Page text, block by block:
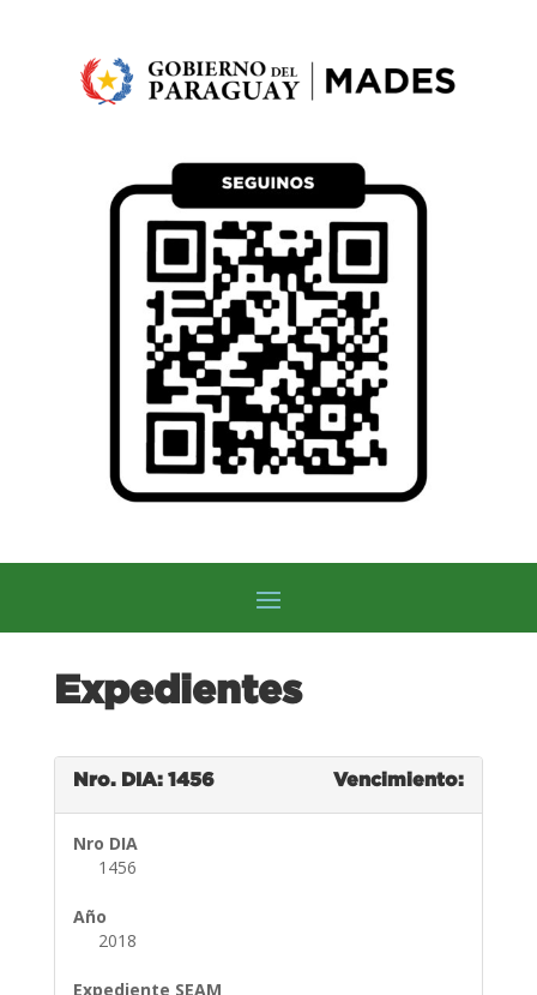
Expedientes
Nro. DIA: 1456 Vencimiento:
Nro DIA
1456
Año
2018
Expediente SEAM